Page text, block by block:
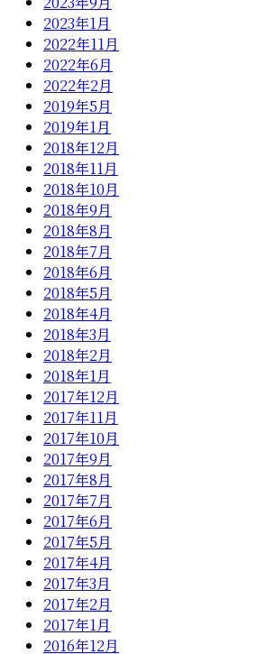
2023年1月
2022年11月
2022年6月
2022年2月
2019年5月
2019年1月
2018年12月
2018年11月
2018年10月
2018年9月
2018年8月
2018年7月
2018年6月
2018年5月
2018年4月
2018年3月
2018年2月
2018年1月
2017年12月
2017年11月
2017年10月
2017年9月
2017年8月
2017年7月
2017年6月
2017年5月
2017年4月
2017年3月
2017年2月
2017年1月
2016年12月